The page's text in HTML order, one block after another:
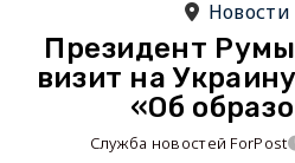
Президент
визит на
«Об
Служба новостей ForPost